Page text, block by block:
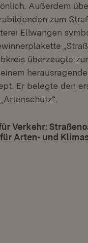
Außerdem
zum
Ellwangen
überzeugte
Er belegte den
Verkehr:
Arten- und